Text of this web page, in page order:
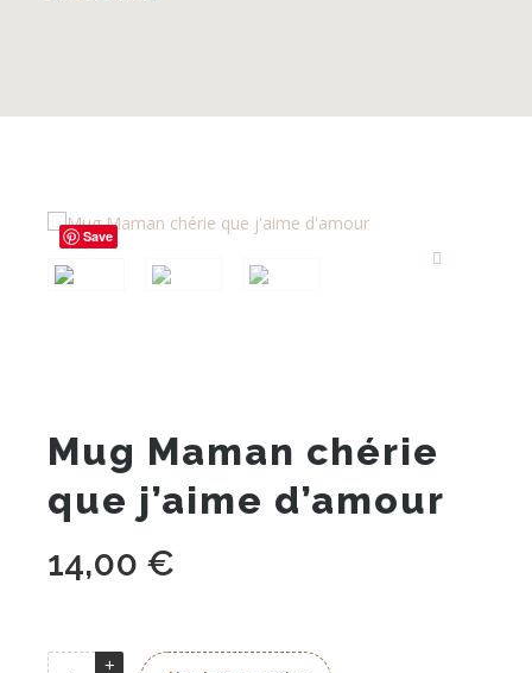
Save
Mug Maman chérie
que j’aime d’amour
14,00 €